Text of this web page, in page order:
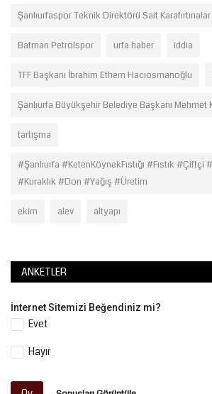
Şanlıurfaspor Teknik Direktörü Sait Karafırtınalar
Batman Petrolspor urfa haber iddia
TFF Başkanı İbrahim Ethem Hacıosmanoğlu
Şanlıurfa Büyükşehir Belediye Başkanı Mehmet
tartışma
#Şanlıurfa #KetenKöynekFıstığı #Fıstık #Çiftçi
#Kuraklık #Don #Yağış #Üretim
ekim alev altyapı
ANKETLER
İnternet Sitemizi Beğendiniz mi?
Evet
Hayır